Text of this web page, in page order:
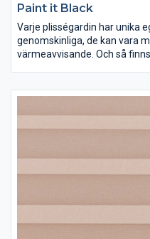
Paint it Black
Varje plisségardin har unika
genomskinliga, de kan vara
värmeavvisande. Och så